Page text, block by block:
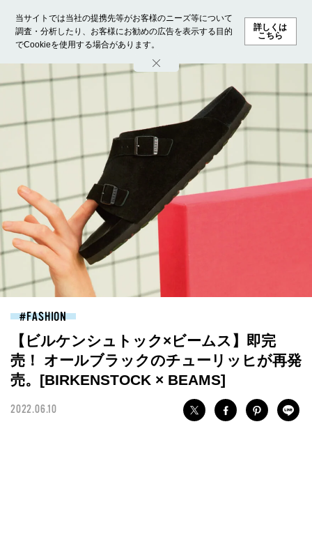
当サイトでは当社の提携先等がお客様のニーズ等について
調査・分析したり、お客様にお勧めの広告を表示する目的
でCookieを使用する場合があります。
詳しくは
こちら
ホーム モデル募集 ランキング ファッション ビューテ
FASHION
【ビルケンシュトック×ビームス】即完
売！ オールブラックのチューリッヒが再発
売。[BIRKENSTOCK × BEAMS]
2022.06.10